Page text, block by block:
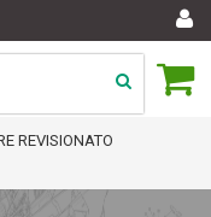
REVISIONATO